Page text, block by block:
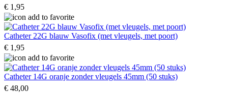
€ 1,95
Catheter 22G blauw Vasofix (met vleugels, met poort)
€ 1,95
Catheter 14G oranje zonder vleugels 45mm (50 stuks)
€ 48,00